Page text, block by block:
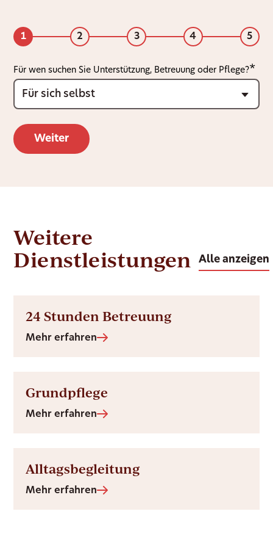
1 2 3 4 5
Für wen suchen Sie Unterstützung, Betreuung oder Pflege?
Weitere
Dienstleistungen
Alle anzeigen
24 Stunden Betreuung
Mehr erfahren
Grundpflege
Mehr erfahren
Alltagsbegleitung
Mehr erfahren